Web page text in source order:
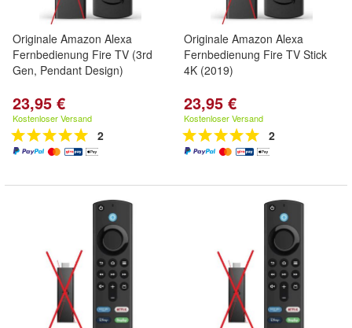
Originale Amazon Alexa
Fernbedienung Fire TV (3rd
Gen, Pendant Design)
23,95 €
Kostenloser Versand
2
Originale Amazon Alexa
Fernbedienung Fire TV Stick
4K (2019)
23,95 €
Kostenloser Versand
2